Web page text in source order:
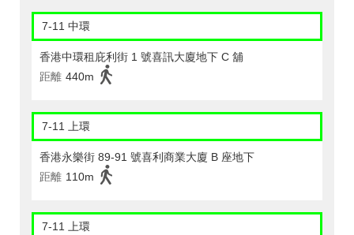
7-11 中環
香港中環租庇利街 1 號喜訊大廈地下 C 舖
距離 440m
7-11 上環
香港永樂街 89-91 號喜利商業大廈 B 座地下
距離 110m
7-11 上環